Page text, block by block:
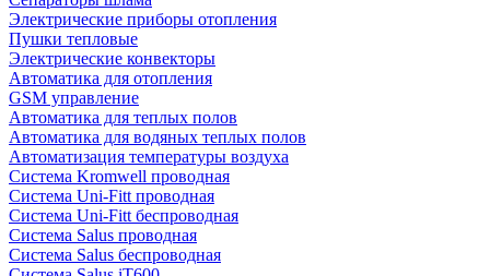
Электрические приборы отопления
Пушки тепловые
Электрические конвекторы
Автоматика для отопления
GSM управление
Автоматика для теплых полов
Автоматика для водяных теплых полов
Автоматизация температуры воздуха
Система Kromwell проводная
Система Uni-Fitt проводная
Система Uni-Fitt беспроводная
Система Salus проводная
Система Salus беспроводная